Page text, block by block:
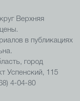
Верхняя
в публикациях
город
Успенский, 115
4-04-80